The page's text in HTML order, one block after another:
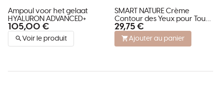
Ampoul voor het gelaat
HYALURON ADVANCED+
105,00 €
Voir le produit
SMART NATURE Crème
Contour des Yeux pour Tous
Types de Peau
29,75 €
Ajouter au panier